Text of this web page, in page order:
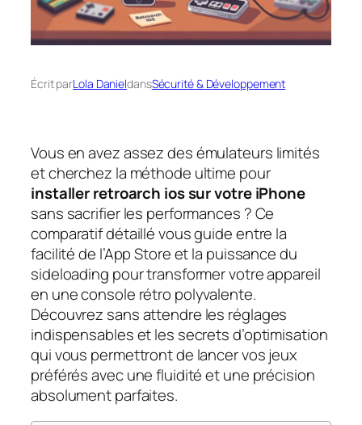
Écrit parLola DanieldansSécurité & Développement
Vous en avez assez des émulateurs limités
et cherchez la méthode ultime pour
installer retroarch ios sur votre iPhone
sans sacrifier les performances ? Ce
comparatif détaillé vous guide entre la
facilité de l’App Store et la puissance du
sideloading pour transformer votre appareil
en une console rétro polyvalente.
Découvrez sans attendre les réglages
indispensables et les secrets d’optimisation
qui vous permettront de lancer vos jeux
préférés avec une fluidité et une précision
absolument parfaites.